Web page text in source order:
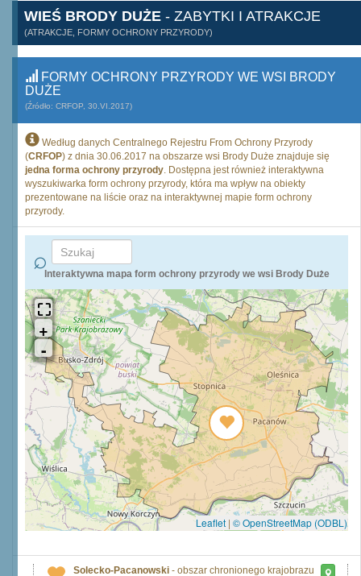
WIEŚ BRODY DUŻE - ZABYTKI I ATRAKCJE
(ATRAKCJE, FORMY OCHRONY PRZYRODY)
FORMY OCHRONY PRZYRODY WE WSI BRODY
DUŻE
(Źródło: CRFOP, 30.VI.2017)
Według danych Centralnego Rejestru From Ochrony Przyrody
(CRFOP) z dnia 30.06.2017 na obszarze wsi Brody Duże znajduje się
jedna forma ochrony przyrody. Dostępna jest również interaktywna
wyszukiwarka form ochrony przyrody, która ma wpływ na obiekty
prezentowane na liście oraz na interaktywnej mapie form ochrony
przyrody.
Interaktywna mapa form ochrony przyrody we wsi Brody Duże
Leaflet | © OpenStreetMap (ODBL)
Solecko-Pacanowski - obszar chronionego krajobrazu